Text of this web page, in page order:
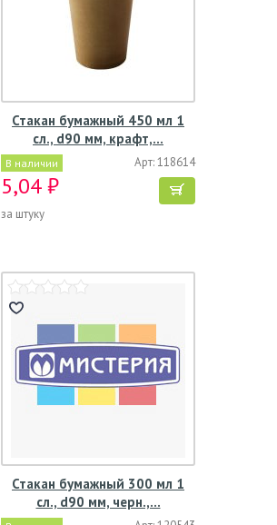
Стакан бумажный 450 мл 1
сл., d90 мм, крафт,…
В наличии Арт: 118614
5,04 ₽
за штуку
Стакан бумажный 300 мл 1
сл., d90 мм, черн.,…